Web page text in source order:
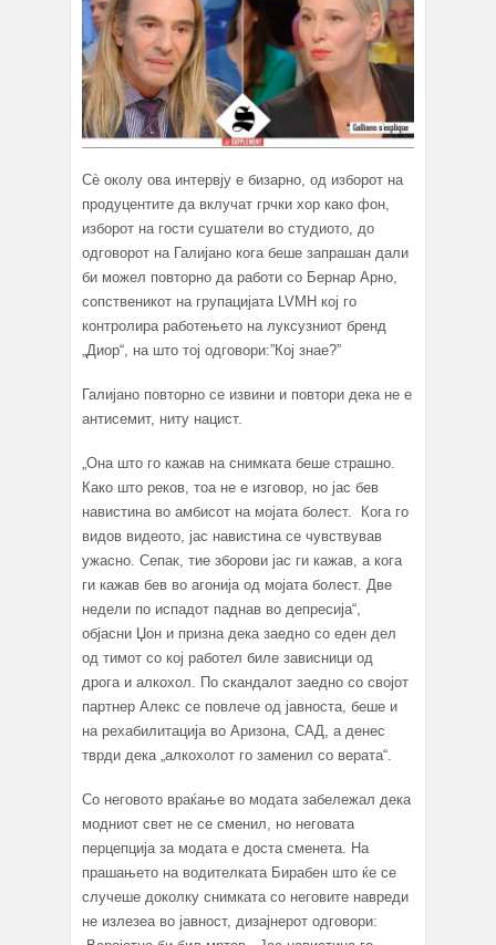
Сè околу ова интервју е бизарно, од изборот на
продуцентите да вклучат грчки хор како фон,
изборот на гости сушатели во студиото, до
одговорот на Галијано кога беше запрашан дали
би можел повторно да работи со Бернар Арно,
сопственикот на групацијата LVMH кој го
контролира работењето на луксузниот бренд
„Диор“, на што тој одговори:”Кој знае?”
Галијано повторно се извини и повтори дека не е
антисемит, ниту нацист.
„Она што го кажав на снимката беше страшно.
Како што реков, тоа не е изговор, но јас бев
навистина во амбисот на мојата болест. Кога го
видов видеото, јас навистина се чувствував
ужасно. Сепак, тие зборови јас ги кажав, а кога
ги кажав бев во агонија од мојата болест. Две
недели по испадот паднав во депресија“,
објасни Џон и призна дека заедно со еден дел
од тимот со кој работел биле зависници од
дрога и алкохол. По скандалот заедно со својот
партнер Алекс се повлече од јавноста, беше и
на рехабилитација во Аризона, САД, а денес
тврди дека „алкохолот го заменил со верата“.
Со неговото враќање во модата забележал дека
модниот свет не се сменил, но неговата
перцепција за модата е доста сменета. На
прашањето на водителката Бирабен што ќе се
случеше доколку снимката со неговите навреди
не излезеа во јавност, дизајнерот одговори: